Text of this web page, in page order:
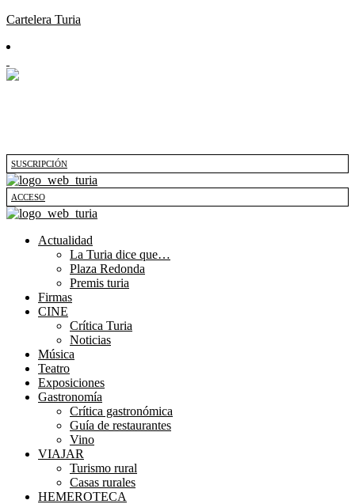
Cartelera Turia
SUSCRIPCIÓN
ACCESO
Actualidad
La Turia dice que…
Plaza Redonda
Premis turia
Firmas
CINE
Crítica Turia
Noticias
Música
Teatro
Exposiciones
Gastronomía
Crítica gastronómica
Guía de restaurantes
Vino
VIAJAR
Turismo rural
Casas rurales
HEMEROTECA